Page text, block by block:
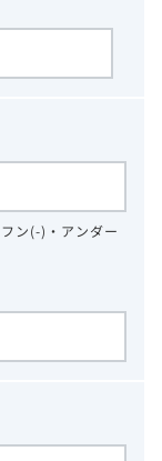
ン(-)・アンダー